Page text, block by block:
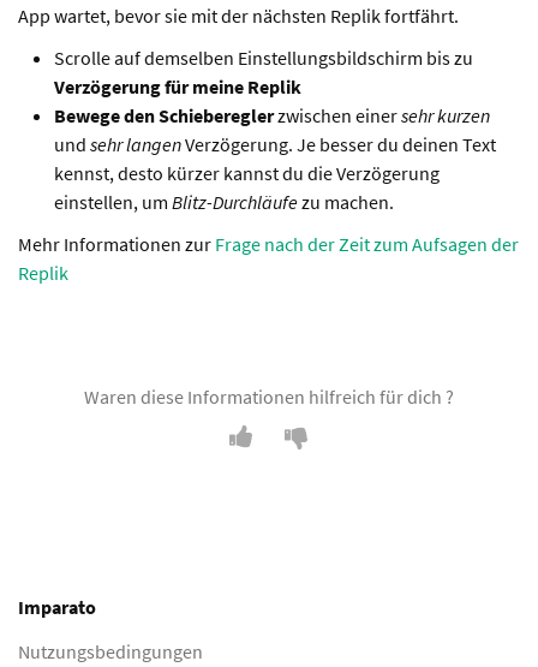
App wartet, bevor sie mit der nächsten Replik fortfährt.
Scrolle auf demselben Einstellungsbildschirm bis zu
Verzögerung für meine Replik
Bewege den Schiebereglerzwischen einersehr kurzen
und sehr langenVerzögerung. Je besser du deinen Text
kennst, desto kürzer kannst du die Verzögerung
einstellen, um Blitz-Durchläufezu machen.
Mehr Informationen zur Frage nach der Zeit zum Aufsagen der
Replik
Waren diese Informationen hilfreich für dich ?
Imparato
Nutzungsbedingungen